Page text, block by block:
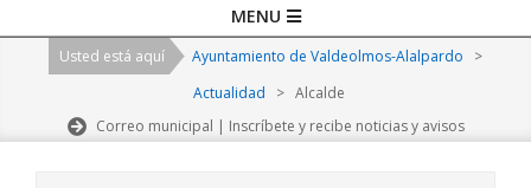
Navigation
MENU
Usted está aquí Ayuntamiento de Valdeolmos-Alalpardo
>
Actualidad
> Alcalde
Correo municipal | Inscríbete y recibe noticias y avisos